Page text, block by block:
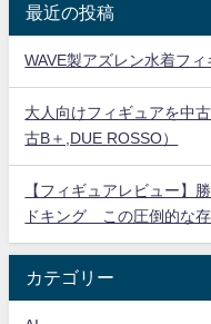
最近の投稿
WAVE製アズレン水着フィ
大人向けフィギュアを中
古B＋,DUE ROSSO）
【フィギュアレビュー】
ドキング この圧倒的な存
カテゴリー